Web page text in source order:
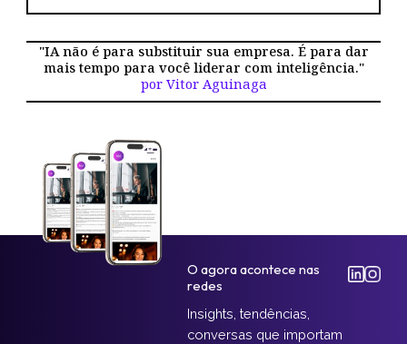
"IA não é para substituir sua empresa. É para dar
mais tempo para você liderar com inteligência."
por Vitor Aguinaga
O agora acontece nas
redes
Insights, tendências,
conversas que importam